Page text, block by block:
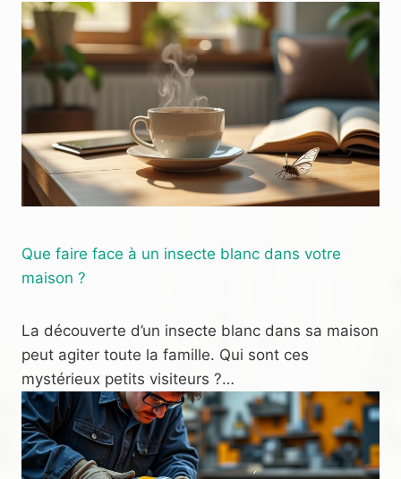
Que faire face à un insecte blanc dans votre
maison ?
La découverte d’un insecte blanc dans sa maison
peut agiter toute la famille. Qui sont ces
mystérieux petits visiteurs ?…